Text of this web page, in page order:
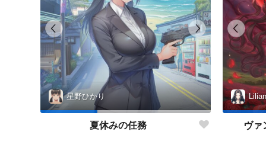
星野ひかり
夏休みの任務 ヴァ